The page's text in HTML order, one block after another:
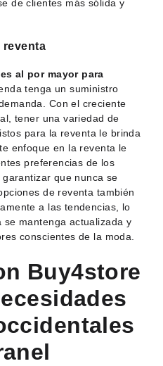
de clientes más sólida y
reventa
al por mayor para
tenga un suministro
Con el creciente
tener una variedad de
para la reventa le brinda
enfoque en la reventa le
preferencias de los
que nunca se
de reventa también
a las tendencias, lo
mantenga actualizada y
conscientes de la moda.
Buy4store